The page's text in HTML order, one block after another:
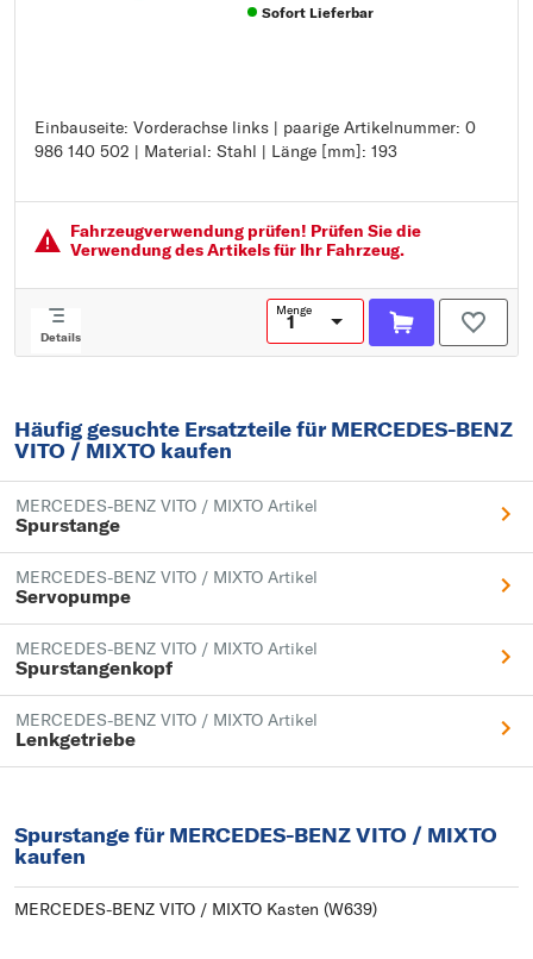
Sofort Lieferbar
Einbauseite: Vorderachse links | paarige Artikelnummer: 0
986 140 502 | Material: Stahl | Länge [mm]: 193
Einbauseite: Vorderachse links
paarige Artikelnummer: 0 986 140 502
Länge [mm]: 193
Fahrzeugver­wendung prüfen! Prüfen Sie die
Verwendung des Artikels für Ihr Fahrzeug.
Details
Menge
Häufig gesuchte Ersatzteile für MERCEDES-BENZ
VITO / MIXTO kaufen
MERCEDES-BENZ VITO / MIXTO Artikel
Spurstange
MERCEDES-BENZ VITO / MIXTO Artikel
Servopumpe
MERCEDES-BENZ VITO / MIXTO Artikel
Spurstangenkopf
MERCEDES-BENZ VITO / MIXTO Artikel
Lenkgetriebe
Spurstange für MERCEDES-BENZ VITO / MIXTO
kaufen
MERCEDES-BENZ VITO / MIXTO Kasten (W639)